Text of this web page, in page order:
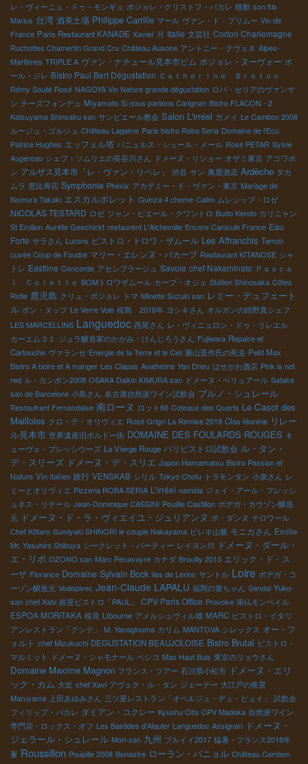
レ・ヴィーニュ・ドゥ・モンギュ ボジョレ・クリストフ・パカレ 移動 son fils
Marius 台湾 酒美土場 Philippe Carrille マール ヴァン・ド・プリムー Vin de
France Paris Restaurant KANADE Xavier 月 Italie 文芸社 Corton Charlemagne
Ruchottes Chamertin Grand Cru Château Ausone アントニー・テヴェネ Alpes-
Maritimes TRIPLE A ヴァン・ナチュール見本市ビム ボジョレ・ヌーヴォー ポ
ール・ジレ Bistro Paul Bert Dégustation Ｃａｔｈｅｒｉｎｅ Ｂｒｅｔｏｎ
Rémy Soulié Rosé NAGOYA Vin Nature grande dégustation ロバ・セリアのヴァンサ
ン チーズフォンデュ Miyamoto Si nous parlions Carignan Bistro FLACON - 2
Katsuyama Shinsaku san サンピエール教会 Salon L'irréel ガメイ Le Cambon 2008
ルージュ・ゴルジュ Château Lagairre Paris bistro Roba Seria Domaine de l'Ecu
Patrice Hughes エッフェル塔 バニュルス・シュール・メール Rosé PETAR Sylvie
Augereau シェフ・ソムリエの長谷川さん ドメーヌ・リショー オザミ東京 アコワボ
ン アルザス見本市「レ・ヴァン・リベレ」 渋谷 サン 萬屋酒店 Ardèche タカ
ムラ 恵比寿店 Symphonie Phenix アカデミー・ド・ヴァン・東京 Mariage de
Nomura Takaki エスカルポレット Guinza 4 chome Calim ムレシップ・ロゼ
NICOLAS TESTARD ロゼ ジャン・ピエール・クワントロ Budo Kendo カリニャン
St Emilion Aurélie Geschickt restaurent L'Alchemille Encore Canicule France Eau
Forte サラさん Lurons ビストロ・トロワ・ザムール Les Affranchis Terroir
cuvée Coup de Foudre マリー・エレンヌ・バカーブ Restaurant KITANOSE シャ
トレ Eastline Concorde アセンブラージュ Savoie chef Nakaminato Ｐａｓｃａ
ｌ Ｃｏｌｅｔｔｅ BOMトロワザムール カーブ・オジェ Station Shinosaka Côtes
Rotie 鹿児島 クリュ・ボジョレ トマ Minette Suzuki san レミー・デュフェート
ル ポン・ヌッフ Le Verre Vole 桜島 2016年 ヨシキさん オルガンの紺野真シェフ
LES MARCELLINS Languedoc 西尾さん レ・ヴィニュロン・ドゥ・リレエル
カーエム３１
ジュラ醸造家のかがみ・けんじろうさん Fujiwara Repaire et
Cartouche ヴァランセ Energie de la Terre et le Ciel 勝山晋作氏の死去 Petit Max
Bistro A boire et A manger Les Clapas Anathème Yan Drieu はせがわ酒店 Pink is not
red ル・カンボン2008 OSAKA Daikin KIMURA san ドメーヌ・ベリュアール Satake
san de Barcelone 小島さん 名古屋自然派ワイン試飲会 ブルノ・シュレール
Restautrant Fernandaise 南ローヌ ロット66 Coteaux des Quarts Le Casot des
Mailloles クロ・デ・オリヴィエ Rosé Grigri La Remise 2018 Clos léonine リレー
ル見本市 世界遺産旧ボルドー街 DOMAINE DES FOULARDS ROUGES キ
ューヴェ・プレッシウーズ La Vierge Rouge パリビストロ試飲会 ル・タン・
デ・スリーズ ドメーヌ・デ・スリエ Japon Hamamatsu Bistro Passion et
Nature Vin italien 旅行 VENSKAB シリル Tokyo Chofu トラモンタン 小泉さん レ
ミーとオリヴィエ Pizzeria ROBA SERIA L'irréel namida ジェイ・アール・フレッシ
ュネス・リテール Jean-Dominique CASSINI Poulille Castillon ボデガ・カウゾン醸造
元 ドメーヌ・ド・ラ・ヴィエイユ・ジュリアンヌ ポ・ダンヌ テロワール
Chef Kôtaro Sumiyaki SHINORI le couple Nakayama ピレネ山脈 モニカさん Emilie
Mr. Yasuhiro Shibuya シークレット・パーティー レイヨン川 ドメーヌ・ダール・
エ・リボ OZONO san Marc Penavayre カナダ Brouilly 2013 エリック・ド・ス
ーザ Florance Domaine Sylvain Bock îles de Lérins サントル Loire ボデガ・コ
ーゾン醸造元 Vodopivec Jean-Claude LAPALU 福岡の黄ちゃん Sendai Yuko-
san chef Xabi 銀座ビストロ「PAUL」 CPV Paris Office Provoke 南仏モンペイル
ESPOA MORITAKA 桜見 Libourne アメルシュヴィル畑 MARC ビストロ・イタリ
アンレストラン「グシテ」
M. Yanaginuma カリム MANTOVA シレックス オー・フ
ォルト chef Mizukuchi DEGUSTATION BEAUJOLOISE Bistro Brutal ビストロ・
マルミット
ドメーヌ・シャモナール ペシコ Mas Haut Buis 東京のリョウさん
Domaine Maxime Magnon フランス・ツアー 石川県小松市 ドメーヌ・エリ
ック・カム 大近 chef Xavi アヴェク・ル・タン ジェーテー 大江戸の夜景
Maruyama 上田あゆみさん 三ツ星レストラン「オベルジュ・デュ・ピュイ」
試飲会
フィリップ・パカレ ダミアン・コクレー Kyushu Oita CPV Madoka 自然派ワイン
専門店・ロックス・オフ Les Bastides d'Alquier Languedoc Assignan ドメーヌ・
ジェラール・シュレール Mori-san 九州 ブルイイ2017 猛暑・フランス2018年
夏 Roussillon Poupille 2008 Bonastre ローラン・バニョル Château Cambon